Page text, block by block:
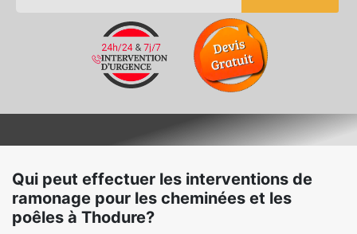
Qui peut effectuer les interventions de
ramonage pour les cheminées et les
poêles à Thodure?